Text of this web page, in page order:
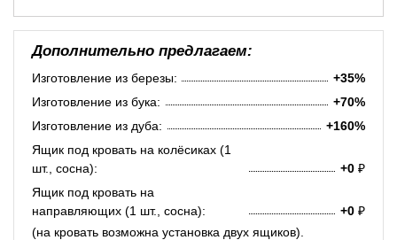
Дополнительно предлагаем:
Изготовление из березы:
+35%
Изготовление из бука:
+70%
Изготовление из дуба:
+160%
Ящик под кровать на колёсиках (1
шт., сосна):
+0 ₽
Ящик под кровать на
направляющих (1 шт., сосна):
+0 ₽
(на кровать возможна установка двух ящиков).